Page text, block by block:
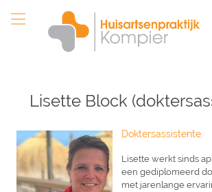
Lisette Block
Doktersassistente
Lisette werkt sinds
een gediplomeerd
met jarenlange